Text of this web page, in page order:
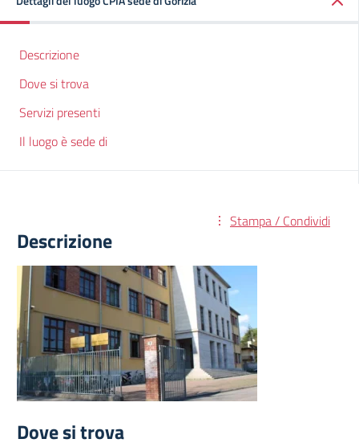
Descrizione
Dove si trova
Servizi presenti
Il luogo è sede di
Stampa / Condividi
Descrizione
Dove si trova